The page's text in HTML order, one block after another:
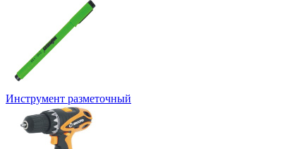
Инструмент разметочный